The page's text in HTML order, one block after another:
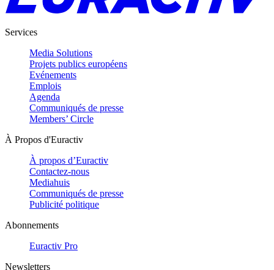
Services
Media Solutions
Projets publics européens
Evénements
Emplois
Agenda
Communiqués de presse
Members’ Circle
À Propos d'Euractiv
À propos d’Euractiv
Contactez-nous
Mediahuis
Communiqués de presse
Publicité politique
Abonnements
Euractiv Pro
Newsletters